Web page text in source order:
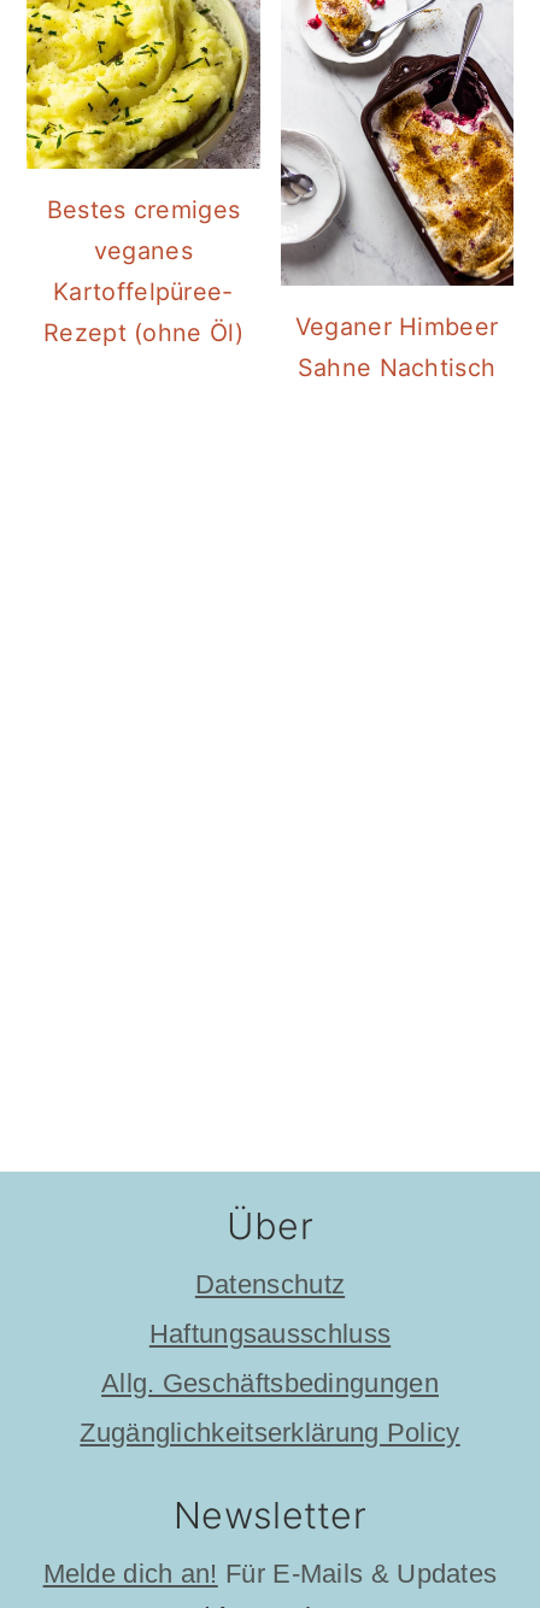
Bestes cremiges
veganes
Kartoffelpüree-
Rezept (ohne Öl)
Veganer Himbeer
Sahne Nachtisch
Über
Datenschutz
Haftungsausschluss
Allg. Geschäftsbedingungen
Zugänglichkeitserklärung Policy
Newsletter
Melde dich an! Für E-Mails & Updates